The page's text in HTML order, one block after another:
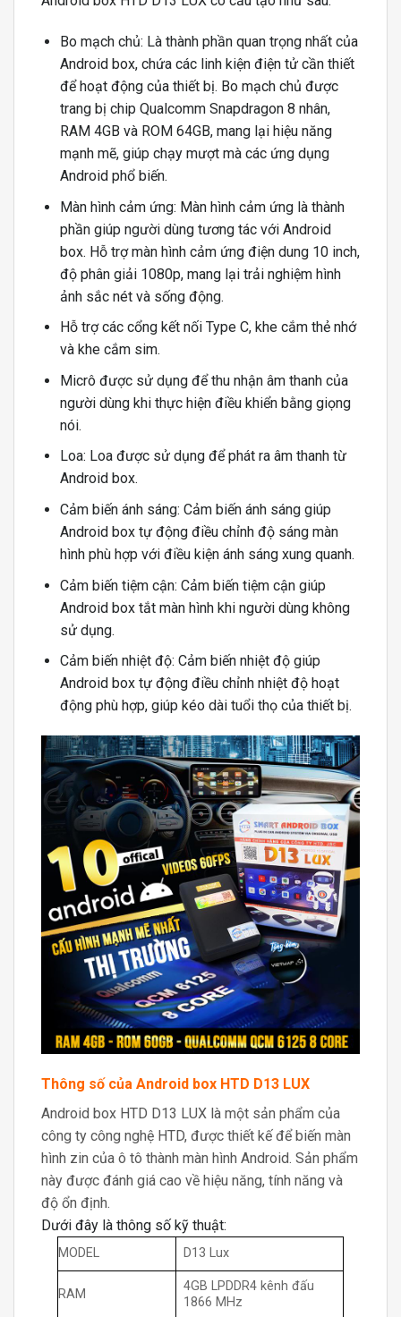
Bo mạch chủ: Là thành phần quan trọng nhất của
Android box, chứa các linh kiện điện tử cần thiết
để hoạt động của thiết bị. Bo mạch chủ được
trang bị chip Qualcomm Snapdragon 8 nhân,
RAM 4GB và ROM 64GB, mang lại hiệu năng
mạnh mẽ, giúp chạy mượt mà các ứng dụng
Android phổ biến.
Màn hình cảm ứng: Màn hình cảm ứng là thành
phần giúp người dùng tương tác với Android
box. Hỗ trợ màn hình cảm ứng điện dung 10 inch,
độ phân giải 1080p, mang lại trải nghiệm hình
ảnh sắc nét và sống động.
Hỗ trợ các cổng kết nối Type C, khe cắm thẻ nhớ
và khe cắm sim.
Micrô được sử dụng để thu nhận âm thanh của
người dùng khi thực hiện điều khiển bằng giọng
nói.
Loa: Loa được sử dụng để phát ra âm thanh từ
Android box.
Cảm biến ánh sáng: Cảm biến ánh sáng giúp
Android box tự động điều chỉnh độ sáng màn
hình phù hợp với điều kiện ánh sáng xung quanh.
Cảm biến tiệm cận: Cảm biến tiệm cận giúp
Android box tắt màn hình khi người dùng không
sử dụng.
Cảm biến nhiệt độ: Cảm biến nhiệt độ giúp
Android box tự động điều chỉnh nhiệt độ hoạt
động phù hợp, giúp kéo dài tuổi thọ của thiết bị.
Thông số của Android box HTD D13 LUX
Android box HTD D13 LUX là một sản phẩm của
công ty công nghệ HTD, được thiết kế để biến màn
hình zin của ô tô thành màn hình Android. Sản phẩm
này được đánh giá cao về hiệu năng, tính năng và
độ ổn định.
Dưới đây là thông số kỹ thuật:
MODEL D13 Lux
RAM
4GB LPDDR4 kênh đấu
1866 MHz